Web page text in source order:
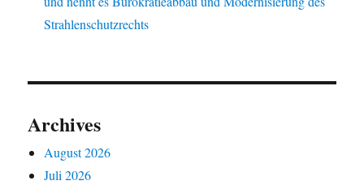
Strahlenschutzrechts
Archives
August 2026
Juli 2026